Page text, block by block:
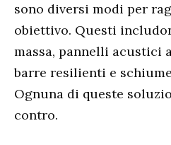
sono diversi modi per
obiettivo. Questi
massa, pannelli acustici
barre resilienti e
Ognuna di queste
contro.